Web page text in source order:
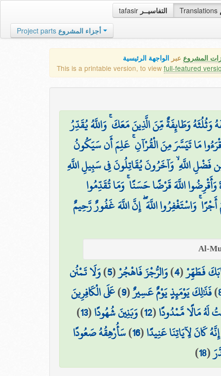
tafasir التفاسيــر Translations
Project parts أجزاء المشروع
المشروع عبر الواجهة الرئيسية
This is a printable version, to view full-featured
وَطَائِفَةٌ مِّنَ الَّذِينَ مَعَكَ ۚ وَاللَّهُ يُقَدِّرُ
مَا تَيَسَّرَ مِنَ الْقُرْآنِ ۚ عَلِمَ أَن سَيَكُونُ
اللَّهِ ۙ وَآخَرُونَ يُقَاتِلُونَ فِي سَبِيلِ اللَّهِ
وَأَقْرِضُوا اللَّهَ قَرْضًا حَسَنًا ۚ وَمَا تُقَدِّمُوا
وَاسْتَغْفِرُوا اللَّهَ ۖ إِنَّ اللَّهَ غَفُورٌ رَّحِيمٌ
فَطَهِّرْ(
4
)وَالرُّجْزَ فَاهْجُرْ(
5
)وَلَا تَمْنُن
)فَذَٰلِكَ يَوْمَئِذٍ يَوْمٌ عَسِيرٌ(
9
)عَلَى الْكَافِرِينَ
لَهُ مَالًا مَّمْدُودًا(
12
)وَبَنِينَ شُهُودًا(
13
)
كَانَ لِآيَاتِنَا عَنِيدًا(
16
)سَأُرْهِقُهُ صَعُودًا
(
18
)